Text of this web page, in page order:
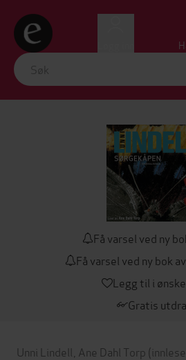
Få varsel ved ny
Få varsel ved ny bok
Legg til i
Gratis
Unni Lindell Ane Dahl Torp